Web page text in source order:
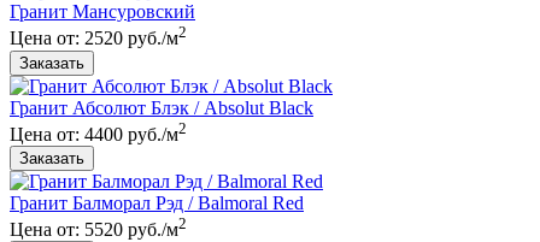
Гранит Мансуровский
Цена от: 2520 руб./м2
Гранит Абсолют Блэк / Absolut Black
Цена от: 4400 руб./м2
Гранит Балморал Рэд / Balmoral Red
Цена от: 5520 руб./м2